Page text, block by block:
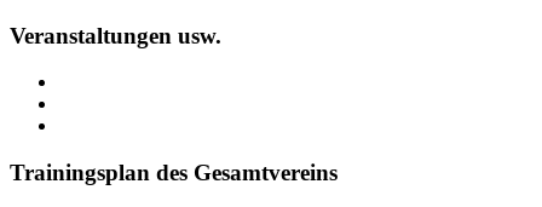
Veranstaltungen usw.
Trainingsplan des Gesamtvereins